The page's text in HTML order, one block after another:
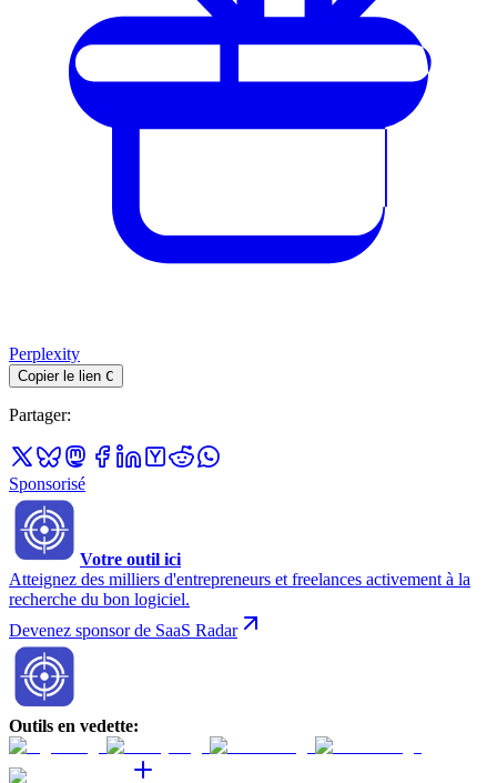
Perplexity
Copier le lien C
Partager:
Sponsorisé
Votre outil ici
Atteignez des milliers d'entrepreneurs et freelances activement à la
recherche du bon logiciel.
Devenez sponsor de SaaS Radar
Outils en vedette: